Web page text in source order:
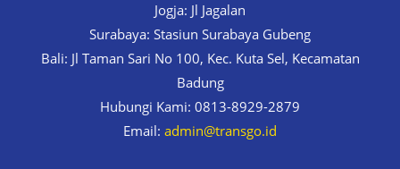
Jogja: Jl Jagalan
Surabaya: Stasiun Surabaya Gubeng
Bali: Jl Taman Sari No 100, Kec. Kuta Sel, Kecamatan
Badung
Hubungi Kami: 0813-8929-2879
Email: admin@transgo.id